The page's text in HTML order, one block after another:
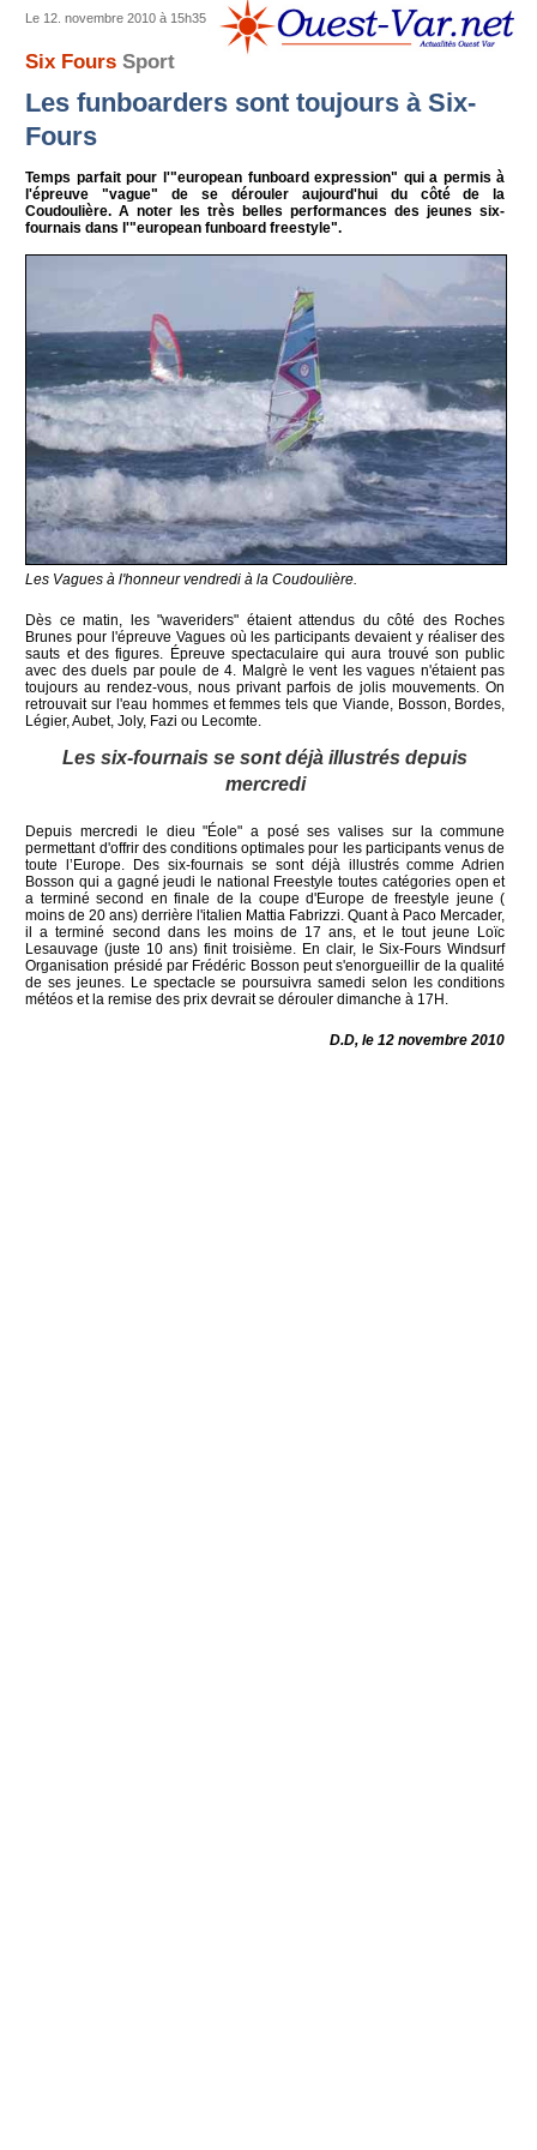
Le 12. novembre 2010 à 15h35
Six FoursSport
Les funboarders sont toujours à Six-
Fours
Temps parfait pour l'"european funboard expression" qui a permis à
l'épreuve "vague" de se dérouler aujourd'hui du côté de la
Coudoulière. A noter les très belles performances des jeunes six-
fournais dans l'"european funboard freestyle".
Les Vagues à l'honneur vendredi à la Coudoulière.
Dès ce matin, les "waveriders" étaient attendus du côté des Roches
Brunes pour l'épreuve Vagues où les participants devaient y réaliser des
sauts et des figures. Épreuve spectaculaire qui aura trouvé son public
avec des duels par poule de 4. Malgrè le vent les vagues n'étaient pas
toujours au rendez-vous, nous privant parfois de jolis mouvements. On
retrouvait sur l'eau hommes et femmes tels que Viande, Bosson, Bordes,
Légier, Aubet, Joly, Fazi ou Lecomte.
Les six-fournais se sont déjà illustrés depuis
mercredi
Depuis mercredi le dieu "Éole" a posé ses valises sur la commune
permettant d'offrir des conditions optimales pour les participants venus de
toute l’Europe. Des six-fournais se sont déjà illustrés comme Adrien
Bosson qui a gagné jeudi le national Freestyle toutes catégories open et
a terminé second en finale de la coupe d'Europe de freestyle jeune (
moins de 20 ans) derrière l'italien Mattia Fabrizzi. Quant à Paco Mercader,
il a terminé second dans les moins de 17 ans, et le tout jeune Loïc
Lesauvage (juste 10 ans) finit troisième. En clair, le Six-Fours Windsurf
Organisation présidé par Frédéric Bosson peut s'enorgueillir de la qualité
de ses jeunes. Le spectacle se poursuivra samedi selon les conditions
météos et la remise des prix devrait se dérouler dimanche à 17H.
D.D, le 12 novembre 2010